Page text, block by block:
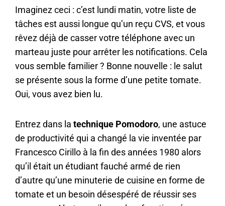
Imaginez ceci : c’est lundi matin, votre liste de
tâches est aussi longue qu’un reçu CVS, et vous
rêvez déjà de casser votre téléphone avec un
marteau juste pour arrêter les notifications. Cela
vous semble familier ? Bonne nouvelle : le salut
se présente sous la forme d’une petite tomate.
Oui, vous avez bien lu.
Entrez dans la technique Pomodoro, une astuce
de productivité qui a changé la vie inventée par
Francesco Cirillo à la fin des années 1980 alors
qu’il était un étudiant fauché armé de rien
d’autre qu’une minuterie de cuisine en forme de
tomate et un besoin désespéré de réussir ses